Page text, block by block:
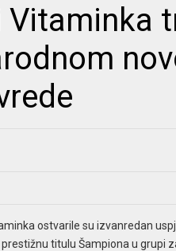
Vitaminka
ostvarile su izvanredan
titulu Šampiona u grupi